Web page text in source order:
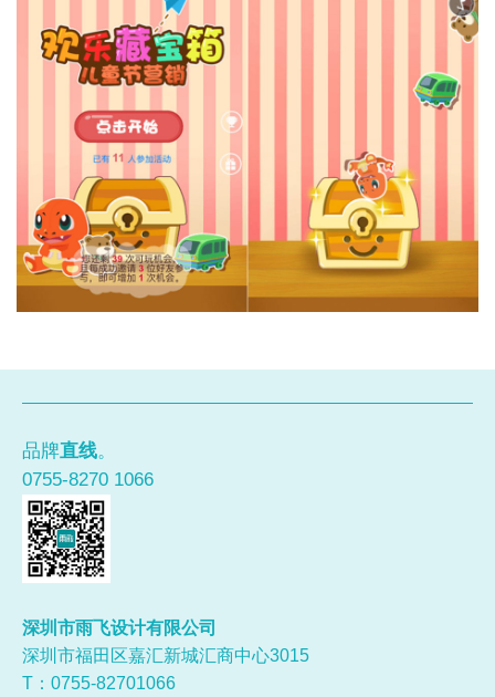
品牌直线。
0755-8270 1066
深圳市雨飞设计有限公司
深圳市福田区嘉汇新城汇商中心3015
T：0755-82701066